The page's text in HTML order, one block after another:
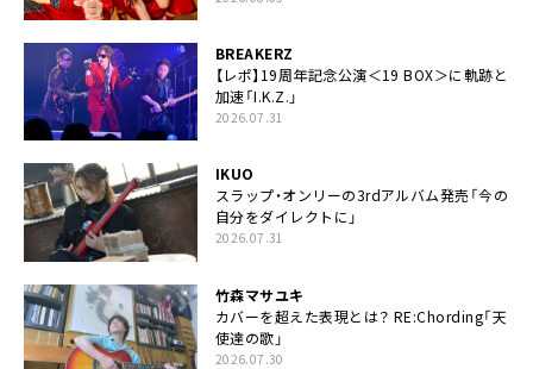
BREAKERZ
【レポ】19周年記念公演＜19 BOX＞に軌跡と
加速「I.K.Z.」
2026.07.31
IKUO
スラップ・オンリーの3rdアルバム発売「今の
自分をダイレクトに」
2026.07.31
竹森マサユキ
カバーを超えた表現とは？ RE:Chording「天
使達の歌」
2026.07.30